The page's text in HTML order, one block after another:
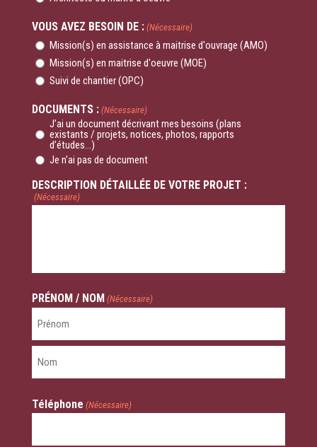
VOUS AVEZ BESOIN DE : (Nécessaire)
Mission(s) en assistance à maitrise d'ouvrage (AMO)
Mission(s) en maitrise d'oeuvre (MOE)
Suivi de chantier (OPC)
DOCUMENTS : (Nécessaire)
J’ai un document décrivant mes besoins (plans
existants / projets, notices, photos, rapports
d’études...)
Je n'ai pas de document
DESCRIPTION DÉTAILLÉE DE VOTRE PROJET :
(Nécessaire)
PRÉNOM / NOM (Nécessaire)
Prénom
Téléphone (Nécessaire)